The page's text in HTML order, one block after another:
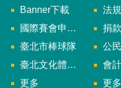
Banner下載
國際賽會申辦暨籌辦小組
臺北市棒球隊
臺北文化體育園區
更多
法
捐
公民
會
更多